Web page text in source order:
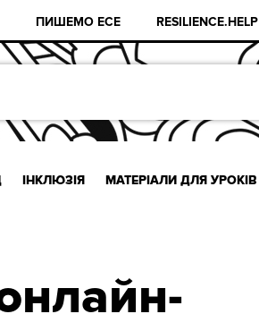
ПИШЕМО ЕСЕ RESILIENCE.HELP
ІНКЛЮЗІЯ МАТЕРІАЛИ ДЛЯ УРОКІВ